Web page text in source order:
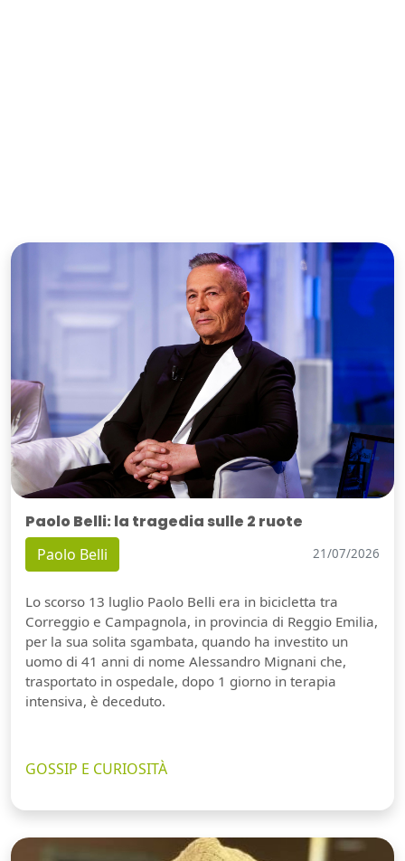
Paolo Belli: la tragedia sulle 2 ruote
Paolo Belli 21/07/2026
Lo scorso 13 luglio Paolo Belli era in bicicletta tra
Correggio e Campagnola, in provincia di Reggio Emilia,
per la sua solita sgambata, quando ha investito un
uomo di 41 anni di nome Alessandro Mignani che,
trasportato in ospedale, dopo 1 giorno in terapia
intensiva, è deceduto.
GOSSIP E CURIOSITÀ